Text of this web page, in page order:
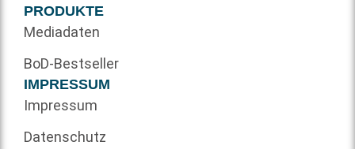
PRODUKTE
Mediadaten
BoD-Bestseller
IMPRESSUM
Impressum
Datenschutz